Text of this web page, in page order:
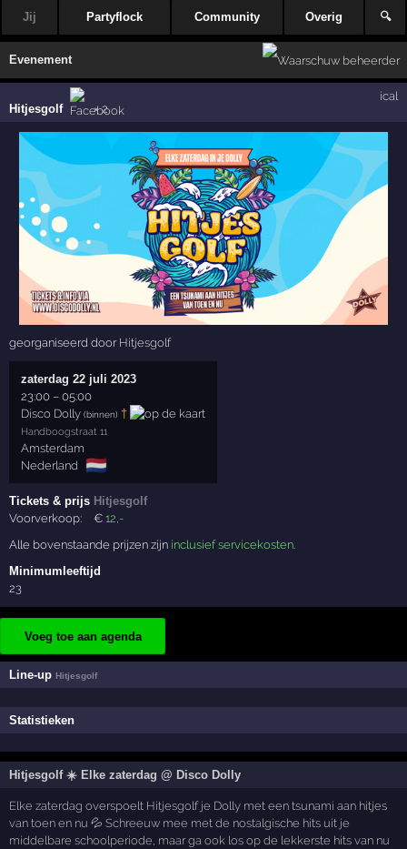
Jij Partyflock Community Overig 🔍
Evenement
Hitjesgolf × 2
ical
georganiseerd door Hitjesgolf
zaterdag 22 juli 2023
23:00 –05:00
Disco Dolly (binnen) †
Handboogstraat 11
Amsterdam
Nederland
🇳🇱
Tickets & prijs Hitjesgolf
Voorverkoop:
€12 ,-
Alle bovenstaande prijzen zijn inclusief servicekosten.
Minimumleeftijd
23
Voeg toe aan agenda
Line-upHitjesgolf
Statistieken
Hitjesgolf ☀️ Elke zaterdag @ Disco Dolly
Elke zaterdag overspoelt Hitjesgolf je Dolly met een tsunami aan hitjes
van toen en nu 💦 Schreeuw mee met de nostalgische hits uit je
middelbare schoolperiode, maar ga ook los op de lekkerste hits van nu